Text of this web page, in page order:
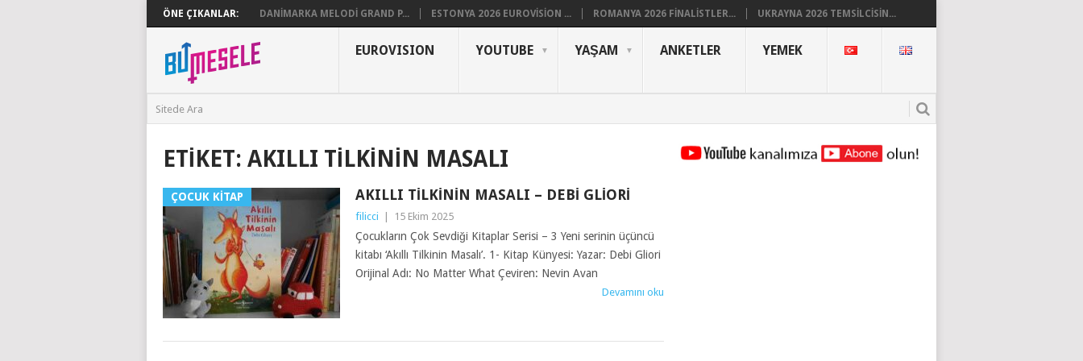
ÖNE ÇIKANLAR: DANIMARKA MELODI GRAND P... ESTONYA 2026 EUROVISION ... ROMANYA 2026 FINALISTLER... UKRAYNA 2026 TEMSILCISIN...
EUROVISION YOUTUBE YAŞAM ANKETLER YEMEK
ETIKET: AKILLI TILKININ MASALI
ÇOCUK KITAP AKILLI TILKININ MASALI – DEBI GLIORI
filicci 15 Ekim 2025
Çocukların Çok Sevdiği Kitaplar Serisi – 3 Yeni serinin üçüncü
kitabı ‘Akıllı Tilkinin Masalı’. 1- Kitap Künyesi: Yazar: Debi Gliori
Orijinal Adı: No Matter What Çeviren: Nevin Avan
Devamını oku